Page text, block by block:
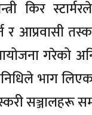
किर
आप्रवासी
गरेको
भाग
सञ्जालहरू